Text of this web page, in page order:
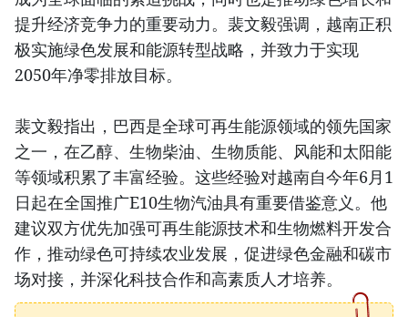
提升经济竞争力的重要动力。裴文毅强调，越南正积
极实施绿色发展和能源转型战略，并致力于实现
2050年净零排放目标。
裴文毅指出，巴西是全球可再生能源领域的领先国家
之一，在乙醇、生物柴油、生物质能、风能和太阳能
等领域积累了丰富经验。这些经验对越南自今年6月1
日起在全国推广E10生物汽油具有重要借鉴意义。他
建议双方优先加强可再生能源技术和生物燃料开发合
作，推动绿色可持续农业发展，促进绿色金融和碳市
场对接，并深化科技合作和高素质人才培养。